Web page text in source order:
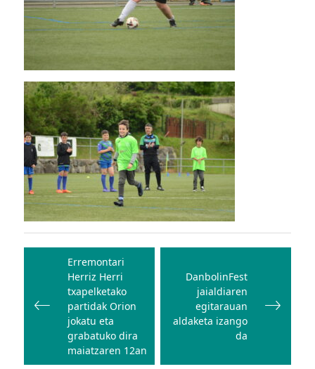
Bidalketetan
zehar
nabigatu
Erremontari
Herriz Herri
txapelketako
partidak Orion
jokatu eta
grabatuko dira
maiatzaren 12an
DanbolinFest
jaialdiaren
egitarauan
aldaketa izango
da